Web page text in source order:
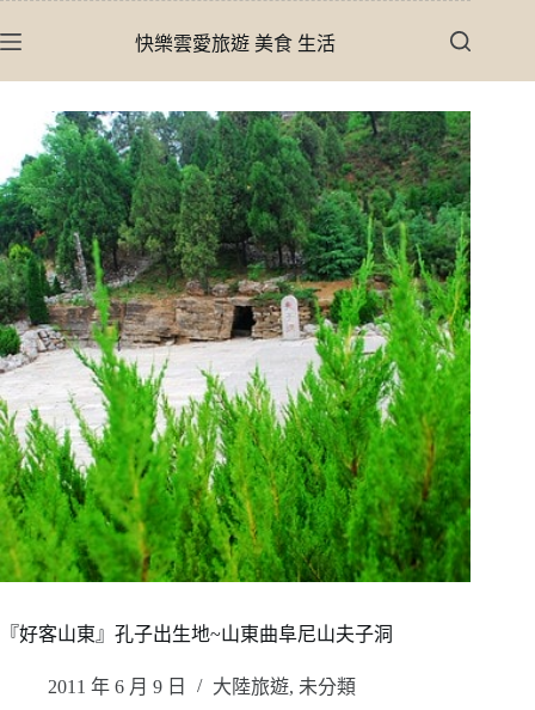
至
快樂雲愛旅遊 美食 生活
『好客山東』孔子出生地~山東曲阜尼山夫子洞
2011 年 6 月 9 日 大陸旅遊, 未分類